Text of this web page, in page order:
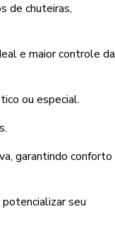
de chuteiras,
e maior controle da
ou especial.
garantindo conforto
seu